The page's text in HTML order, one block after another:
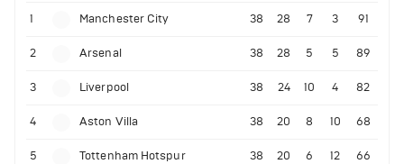
1 Manchester City 38 28 7 3 91
2 Arsenal 38 28 5 5 89
3 Liverpool 38 24 10 4 82
4 Aston Villa 38 20 8 10 68
5 Tottenham Hotspur 38 20 6 12 66